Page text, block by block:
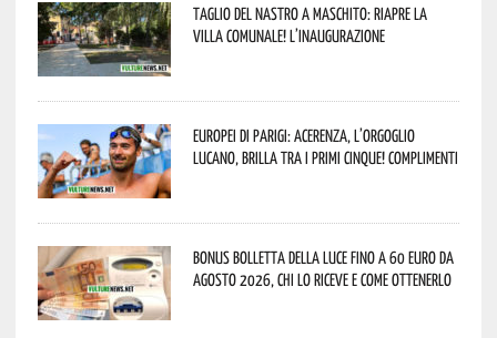
Taglio del nastro a Maschito: riapre la
Villa Comunale! L’inaugurazione
Europei di Parigi: Acerenza, l’orgoglio
lucano, brilla tra i primi cinque! Complimenti
Bonus bolletta della luce fino a 60 euro da
agosto 2026, chi lo riceve e come ottenerlo